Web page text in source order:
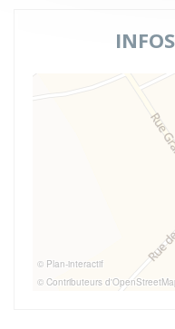
© Plan-interactif
© Contributeurs